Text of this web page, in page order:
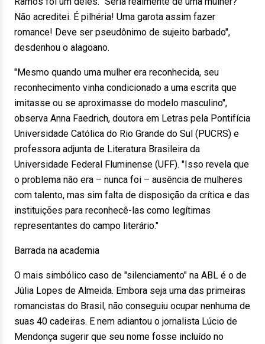
Não acreditei. É pilhéria! Uma garota assim fazer
romance! Deve ser pseudônimo de sujeito barbado",
desdenhou o alagoano.
"Mesmo quando uma mulher era reconhecida, seu
reconhecimento vinha condicionado a uma escrita que
imitasse ou se aproximasse do modelo masculino",
observa Anna Faedrich, doutora em Letras pela Pontifícia
Universidade Católica do Rio Grande do Sul (PUCRS) e
professora adjunta de Literatura Brasileira da
Universidade Federal Fluminense (UFF). "Isso revela que
o problema não era – nunca foi – ausência de mulheres
com talento, mas sim falta de disposição da crítica e das
instituições para reconhecê-las como legítimas
representantes do campo literário."
Barrada na academia
O mais simbólico caso de "silenciamento" na ABL é o de
Júlia Lopes de Almeida. Embora seja uma das primeiras
romancistas do Brasil, não conseguiu ocupar nenhuma de
suas 40 cadeiras. E nem adiantou o jornalista Lúcio de
Mendonça sugerir que seu nome fosse incluído no